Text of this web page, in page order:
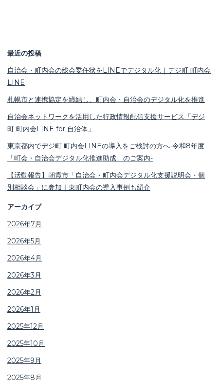
最近の投稿
自治会・町内会の総会委任状をLINEでデジタル化｜デジ町 町内会
LINE
札幌市と連携協定を締結し、町内会・自治会のデジタル化を推進
自治会ネットワークを活用した行政情報配信支援サービス「デジ
町 町内会LINE for 自治体」
東京都内でデジ町 町内会LINEの導入をご検討の方へ-令和8年度
「町会・自治会デジタル化推進助成」のご案内-
【活動報告】朝霞市「自治会・町内会デジタル化支援説明会・個
別相談会」に参加｜東町内会の導入事例も紹介
アーカイブ
2026年7月
2026年5月
2026年4月
2026年3月
2026年2月
2026年1月
2025年12月
2025年10月
2025年9月
2025年8月